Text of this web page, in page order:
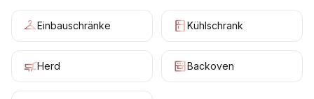
Einbauschränke Kühlschrank
Herd Backoven